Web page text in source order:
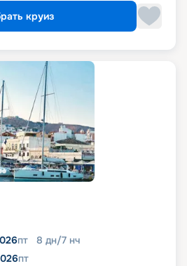
круиз
пт 8 дн/7 нч
пт